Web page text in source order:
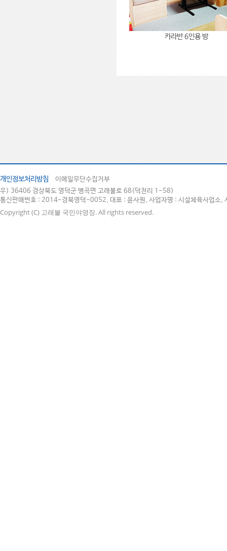
카라반 6인용 방
개인정보처리방침
이메일무단수집거부
우) 36406 경상북도 영덕군 병곡면 고래불로 68(덕천리 1-58)
통신판매번호 : 2014-경북영덕-0052, 대표 : 윤사원, 사업자명 : 시설체육사업
Copyright (C) 고래불 국민야영장. All rights reserved.